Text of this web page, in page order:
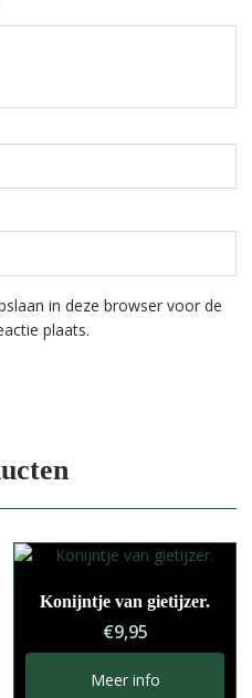
in deze browser voor de
plaats.
Konijntje van gietijzer.
€9,95
Meer info